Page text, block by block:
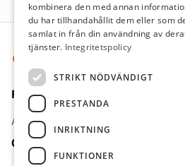
Sidfot
För jobbsökande
Arbetsgivare
Om oss
kombinera den med annan
du har tillhandahållit dem eller som
samlat in från din användning av
tjänster. Integritetspolicy
STRIKT NÖDVÄNDIGT
PRESTANDA
INRIKTNING
FUNKTIONER